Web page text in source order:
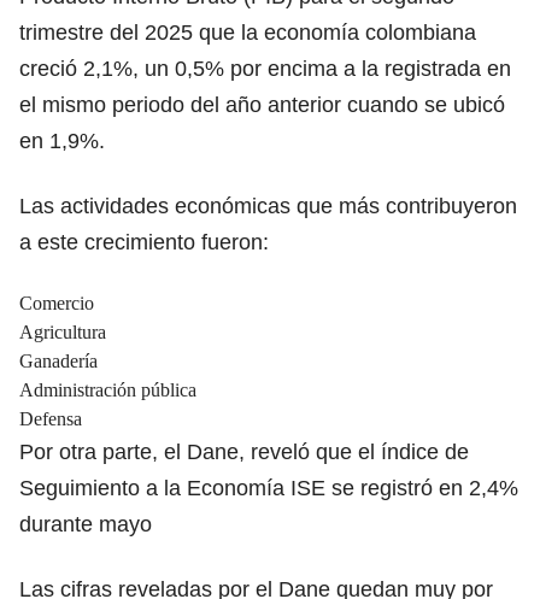
trimestre del 2025 que la economía colombiana
creció 2,1%, un 0,5% por encima a la registrada en
el mismo periodo del año anterior cuando se ubicó
en 1,9%.
Las actividades económicas que más contribuyeron
a este crecimiento fueron:
Comercio
Agricultura
Ganadería
Administración pública
Defensa
Por otra parte, el Dane, reveló que el índice de
Seguimiento a la Economía ISE se registró en 2,4%
durante mayo
Las cifras reveladas por el Dane quedan muy por